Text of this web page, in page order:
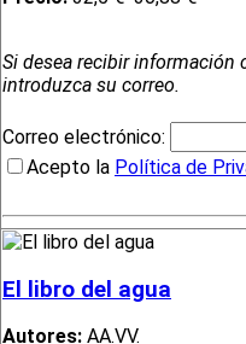
Si desea recibir información
introduzca su correo.
Correo electrónico:
Acepto la Política de
El libro del agua
Autores: AA.VV.